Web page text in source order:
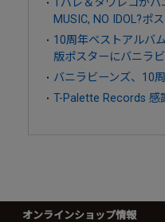
MUSIC, NO IDOL?ポ
10周年ベストアルバ
版ポスターにバニラ
バニラビーンズ、10
T-Palette Records 感
オンラインショップ情報